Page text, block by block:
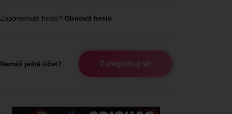
Zapomenuté heslo? Obnovit heslo
Nemáš ještě účet? Zaregistruj se